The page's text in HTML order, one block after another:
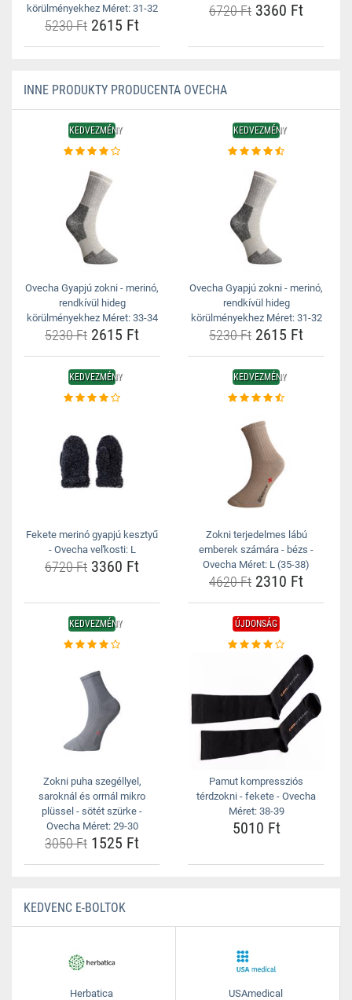
körülményekhez Méret: 31-32
5230 Ft 2615 Ft
6720 Ft 3360 Ft
INNE PRODUKTY PRODUCENTA OVECHA
KEDVEZMÉNY
Ovecha Gyapjú zokni - merinó,
rendkívül hideg
körülményekhez Méret: 33-34
5230 Ft 2615 Ft
KEDVEZMÉNY
Ovecha Gyapjú zokni - merinó,
rendkívül hideg
körülményekhez Méret: 31-32
5230 Ft 2615 Ft
KEDVEZMÉNY
Fekete merinó gyapjú kesztyű
- Ovecha veľkosti: L
6720 Ft 3360 Ft
KEDVEZMÉNY
Zokni terjedelmes lábú
emberek számára - bézs -
Ovecha Méret: L (35-38)
4620 Ft 2310 Ft
KEDVEZMÉNY
Zokni puha szegéllyel,
saroknál és orrnál mikro
plüssel - sötét szürke -
Ovecha Méret: 29-30
3050 Ft 1525 Ft
ÚJDONSÁG
Pamut kompressziós
térdzokni - fekete - Ovecha
Méret: 38-39
5010 Ft
KEDVENC E-BOLTOK
Herbatica USAmedical